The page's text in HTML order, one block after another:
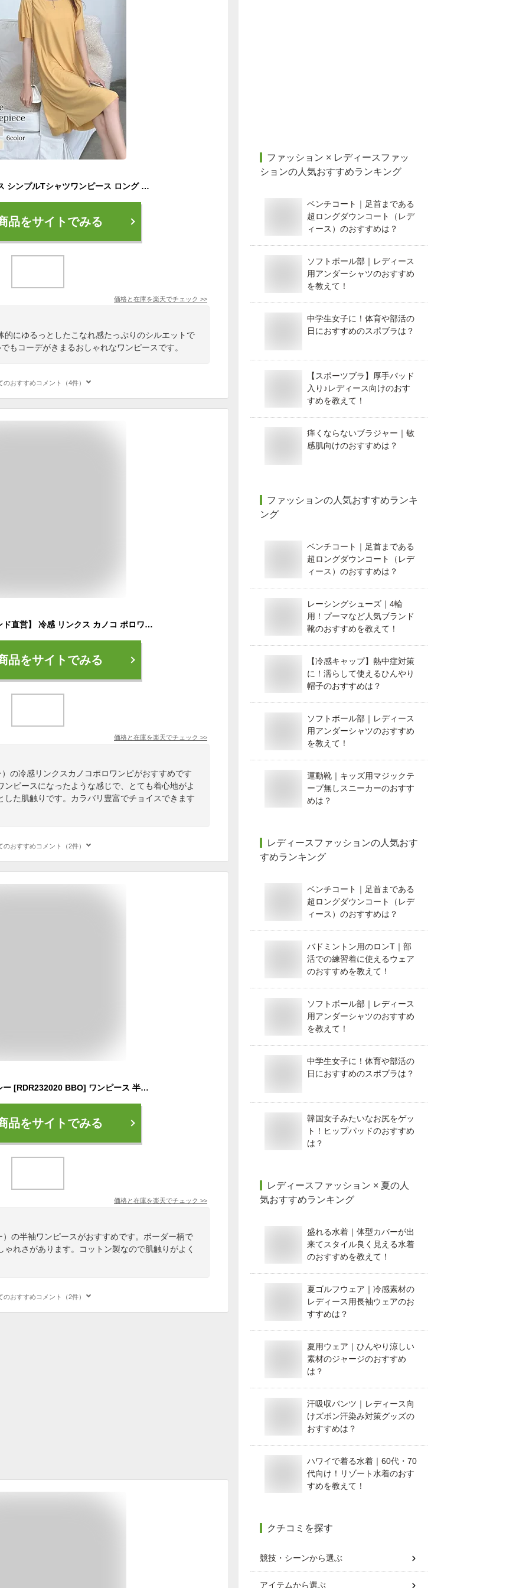
ワンピース レディース シンプルTシャツワンピース ロング 大人 人気 50代 春 スカート 40代 夏 20代 安い アウトドア 前開き 薄手 ブランド しっかり トップス ルームウェア 大きいサイズ おしゃれ パジャマ かわいい カジュアル きれいめ 韓国 ニット 半袖 Aライン
品をサイトでみる
価格と在庫を楽天でチェック >>
的にゆるっとしたこなれ感たっぷりのシルエットで
もコーデがきまるおしゃれなワンピースです。
のおすすめコメント（4件）
【40%OFF】【ブランド直営】 冷感 リンクス カノコ ポロワンピ レディース スカート ロングスカート ワンピース ポロ 春 夏 ロゴ スナップボタン カジュアル 伸縮性 接触冷感 ボーダー 無地 KRIFF MAYER LADYS クリフメイヤーレディース【2025SS】
品をサイトでみる
価格と在庫を楽天でチェック >>
の冷感リンクスカノコポロワンピがおすすめです
ピースになったような感じで、とても着心地がよ
した肌触りです。カラバリ豊富でチョイスできます
のおすすめコメント（2件）
【RSL】ROXY ロキシー [RDR232020 BBO] ワンピース 半袖 23SU【SUNNY DAY DRESS】レディス レディース 女性用 コットン 綿 ボーダー◎日本サイズです。
品をサイトでみる
価格と在庫を楽天でチェック >>
の半袖ワンピースがおすすめです。ボーダー柄で
れさがあります。コットン製なので肌触りがよく
のおすすめコメント（2件）
ファッション × レディースファッ
ションの人気おすすめランキング
ベンチコート｜足首まである
超ロングダウンコート（レデ
ィース）のおすすめは？
ソフトボール部｜レディース
用アンダーシャツのおすすめ
を教えて！
中学生女子に！体育や部活の
日におすすめのスポブラは？
【スポーツブラ】厚手パッド
入り♪レディース向けのおす
すめを教えて！
痒くならないブラジャー｜敏
感肌向けのおすすめは？
ファッションの人気おすすめランキ
ング
ベンチコート｜足首まである
超ロングダウンコート（レデ
ィース）のおすすめは？
レーシングシューズ｜4輪
用！プーマなど人気ブランド
靴のおすすめを教えて！
【冷感キャップ】熱中症対策
に！濡らして使えるひんやり
帽子のおすすめは？
ソフトボール部｜レディース
用アンダーシャツのおすすめ
を教えて！
運動靴｜キッズ用マジックテ
ープ無しスニーカーのおすす
めは？
レディースファッションの人気おす
すめランキング
ベンチコート｜足首まである
超ロングダウンコート（レデ
ィース）のおすすめは？
バドミントン用のロンT｜部
活での練習着に使えるウェア
のおすすめを教えて！
ソフトボール部｜レディース
用アンダーシャツのおすすめ
を教えて！
中学生女子に！体育や部活の
日におすすめのスポブラは？
韓国女子みたいなお尻をゲッ
ト！ヒップパッドのおすすめ
は？
レディースファッション × 夏の人
気おすすめランキング
盛れる水着｜体型カバーが出
来てスタイル良く見える水着
のおすすめを教えて！
夏ゴルフウェア｜冷感素材の
レディース用長袖ウェアのお
すすめは？
夏用ウェア｜ひんやり涼しい
素材のジャージのおすすめ
は？
汗吸収パンツ｜レディース向
けズボン汗染み対策グッズの
おすすめは？
ハワイで着る水着｜60代・70
代向け！リゾート水着のおす
すめを教えて！
クチコミを探す
競技・シーンから選ぶ
アイテムから選ぶ